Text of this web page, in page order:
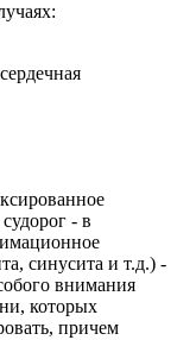
- в
синусита и т.д.) -
внимания
которых
причем